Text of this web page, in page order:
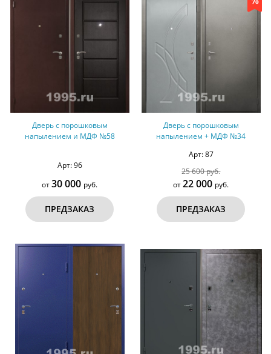
Дверь с порошковым
напылением и МДФ №58
Арт: 96
от30 000 руб.
ПРЕДЗАКАЗ
Дверь с порошковым
напылением + МДФ №34
Арт: 87
25 600 руб.
от22 000 руб.
ПРЕДЗАКАЗ